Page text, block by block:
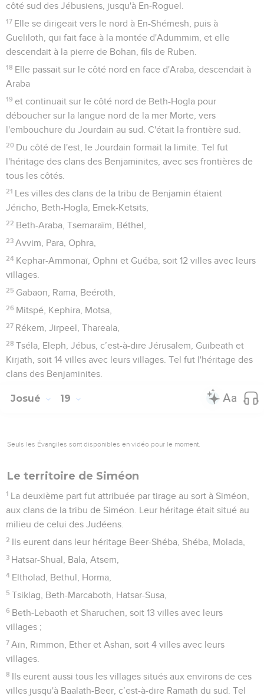
côté sud des Jébusiens, jusqu'à En-Roguel.
17 Elle se dirigeait vers le nord à En-Shémesh, puis à
Gueliloth, qui fait face à la montée d'Adummim, et elle
descendait à la pierre de Bohan, fils de Ruben.
18 Elle passait sur le côté nord en face d'Araba, descendait à
Araba
19 et continuait sur le côté nord de Beth-Hogla pour
déboucher sur la langue nord de la mer Morte, vers
l'embouchure du Jourdain au sud. C'était la frontière sud.
20 Du côté de l'est, le Jourdain formait la limite. Tel fut
l'héritage des clans des Benjaminites, avec ses frontières de
tous les côtés.
21 Les villes des clans de la tribu de Benjamin étaient
Jéricho, Beth-Hogla, Emek-Ketsits,
22 Beth-Araba, Tsemaraïm, Béthel,
23 Avvim, Para, Ophra,
24 Kephar-Ammonaï, Ophni et Guéba, soit 12 villes avec leurs
villages.
25 Gabaon, Rama, Beéroth,
26 Mitspé, Kephira, Motsa,
27 Rékem, Jirpeel, Thareala,
28 Tséla, Eleph, Jébus, c’est-à-dire Jérusalem, Guibeath et
Kirjath, soit 14 villes avec leurs villages. Tel fut l'héritage des
clans des Benjaminites.
Josué 19
Seuls les Évangiles sont disponibles en vidéo pour le moment.
Le territoire de Siméon
1 La deuxième part fut attribuée par tirage au sort à Siméon,
aux clans de la tribu de Siméon. Leur héritage était situé au
milieu de celui des Judéens.
2 Ils eurent dans leur héritage Beer-Shéba, Shéba, Molada,
3 Hatsar-Shual, Bala, Atsem,
4 Eltholad, Bethul, Horma,
5 Tsiklag, Beth-Marcaboth, Hatsar-Susa,
6 Beth-Lebaoth et Sharuchen, soit 13 villes avec leurs
villages ;
7 Aïn, Rimmon, Ether et Ashan, soit 4 villes avec leurs
villages.
8 Ils eurent aussi tous les villages situés aux environs de ces
villes jusqu'à Baalath-Beer, c’est-à-dire Ramath du sud. Tel